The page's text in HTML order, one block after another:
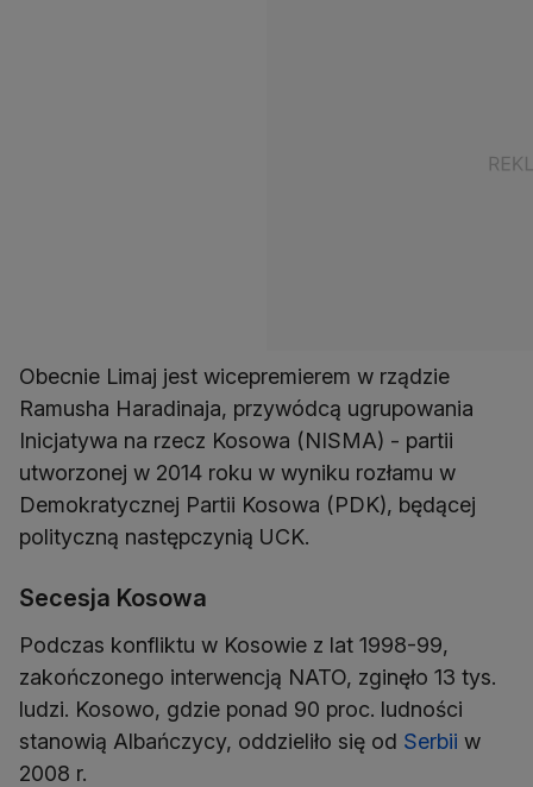
Obecnie Limaj jest wicepremierem w rządzie
Ramusha Haradinaja, przywódcą ugrupowania
Inicjatywa na rzecz Kosowa (NISMA) - partii
utworzonej w 2014 roku w wyniku rozłamu w
Demokratycznej Partii Kosowa (PDK), będącej
polityczną następczynią UCK.
Secesja Kosowa
Podczas konfliktu w Kosowie z lat 1998-99,
zakończonego interwencją NATO, zginęło 13 tys.
ludzi. Kosowo, gdzie ponad 90 proc. ludności
stanowią Albańczycy, oddzieliło się od Serbii w
2008 r.